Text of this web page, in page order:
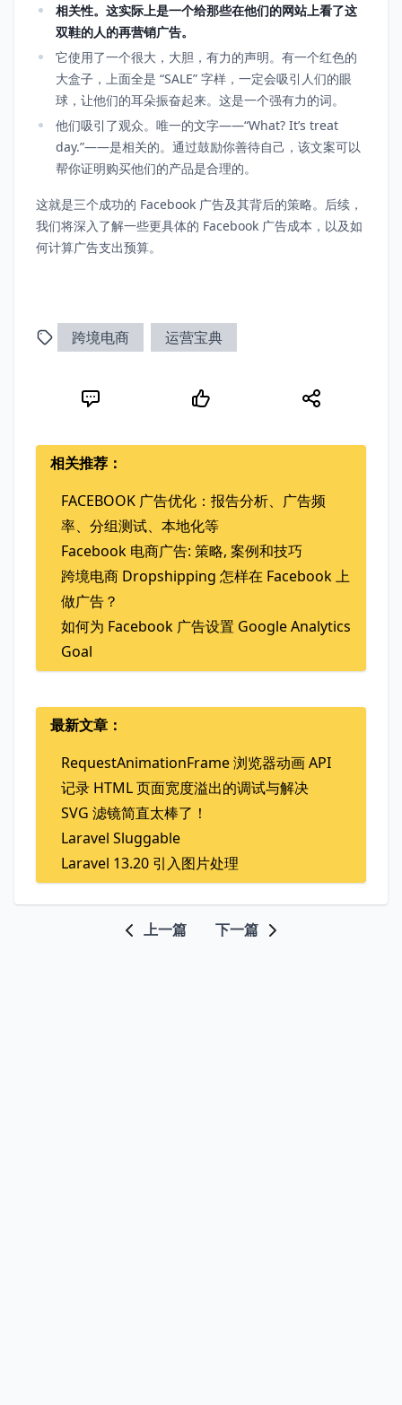
相关性。这实际上是一个给那些在他们的网站上看了这
双鞋的人的再营销广告。
它使用了一个很大，大胆，有力的声明。有一个红色的
大盒子，上面全是 “SALE” 字样，一定会吸引人们的眼
球，让他们的耳朵振奋起来。这是一个强有力的词。
他们吸引了观众。唯一的文字——“What? It’s treat
day.”——是相关的。通过鼓励你善待自己，该文案可以
帮你证明购买他们的产品是合理的。
这就是三个成功的 Facebook 广告及其背后的策略。后续，
我们将深入了解一些更具体的 Facebook 广告成本，以及如
何计算广告支出预算。
跨境电商 运营宝典
相关推荐：
FACEBOOK 广告优化：报告分析、广告频
率、分组测试、本地化等
Facebook 电商广告: 策略, 案例和技巧
跨境电商 Dropshipping 怎样在 Facebook 上
做广告？
如何为 Facebook 广告设置 Google Analytics
Goal
最新文章：
RequestAnimationFrame 浏览器动画 API
记录 HTML 页面宽度溢出的调试与解决
SVG 滤镜简直太棒了！
Laravel Sluggable
Laravel 13.20 引入图片处理
上一篇 下一篇